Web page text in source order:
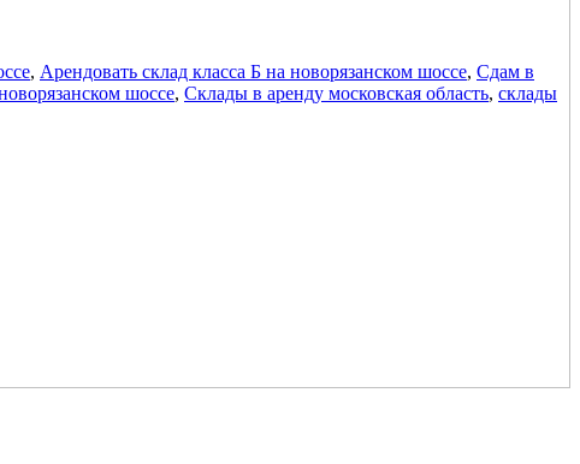
, Арендовать склад класса Б на новорязанском шоссе, Сдам в
шоссе, Склады в аренду московская область, склады